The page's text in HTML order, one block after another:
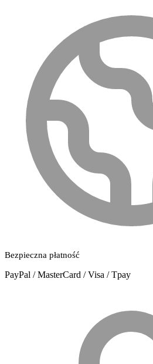
Bezpieczna płatność
PayPal / MasterCard / Visa / Tpay